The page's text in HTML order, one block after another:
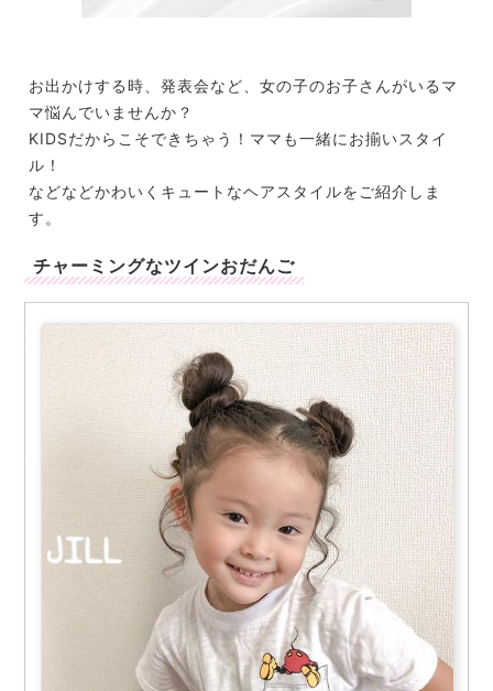
お出かけする時、発表会など、女の子のお子さんがいるマ
マ悩んでいませんか？
KIDSだからこそできちゃう！ママも一緒にお揃いスタイ
ル！
などなどかわいくキュートなヘアスタイルをご紹介しま
す。
チャーミングなツインおだんご